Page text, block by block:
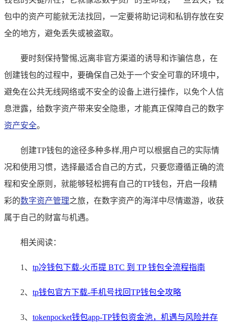
包中的资产可能就无法找回，一定要将助记词和私钥存放在安
全的地方，避免丢失或被盗取。
要时刻保持警惕,远离非官方渠道的诱导和诈骗信息，在
创建钱包的过程中，要确保自己处于一个安全可靠的环境中，
避免在公共无线网络或不安全的设备上进行操作，以免个人信
息泄露，给数字资产带来安全隐患，才能真正保障自己的数字
资产安全。
创建TP钱包的途径多种多样,用户可以根据自己的实际情
况和使用习惯，选择最适合自己的方式，只要您遵循正确的流
程和安全原则，就能够轻松拥有自己的TP钱包，开启一段精
彩的数字资产管理之旅，在数字资产的海洋中尽情遨游，收获
属于自己的财富与机遇。
相关阅读：
1、 tp冷钱包下载-火币提 BTC 到 TP 钱包全流程指南
2、 tp钱包官方下载-手机号找回TP钱包全攻略
3、 tokenpocket钱包app-TP钱包资金池，机遇与风险并存